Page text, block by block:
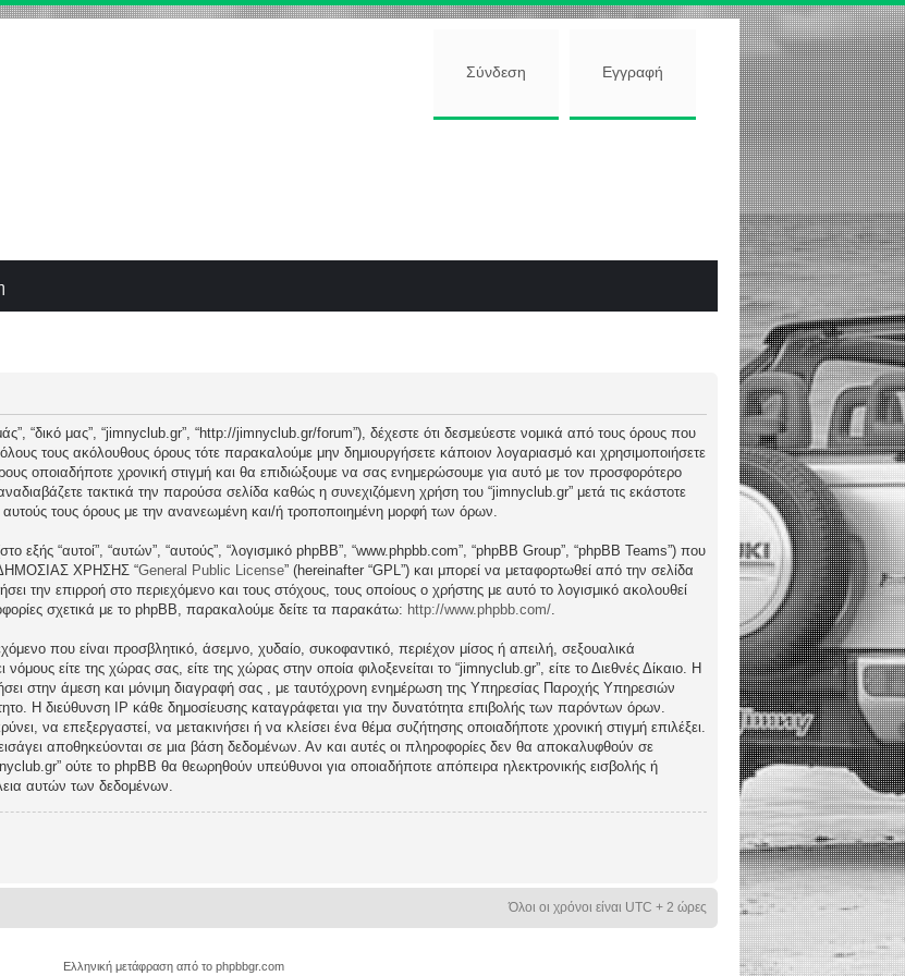
Σύνδεση Εγγραφή
“δικό μας”, “jimnyclub.gr”, “http://jimnyclub.gr/forum”), δέχεστε ότι δεσμεύεστε νομικά από τους όρους που
τους ακόλουθους όρους τότε παρακαλούμε μην δημιουργήσετε κάποιον λογαριασμό και χρησιμοποιήσετε
οποιαδήποτε χρονική στιγμή και θα επιδιώξουμε να σας ενημερώσουμε για αυτό με τον προσφορότερο
τακτικά την παρούσα σελίδα καθώς η συνεχιζόμενη χρήση του “jimnyclub.gr” μετά τις εκάστοτε
αυτούς τους όρους με την ανανεωμένη και/ή τροποποιημένη μορφή των όρων.
εξής “αυτοί”, “αυτών”, “αυτούς”, “λογισμικό phpBB”, “www.phpbb.com”, “phpBB Group”, “phpBB Teams”) που
ΔΗΜΟΣΙΑΣ ΧΡΗΣΗΣ “General Public License” (hereinafter “GPL”) και μπορεί να μεταφορτωθεί από την σελίδα
την επιρροή στο περιεχόμενο και τους στόχους, τους οποίους ο χρήστης με αυτό το λογισμικό ακολουθεί
σχετικά με το phpBB, παρακαλούμε δείτε τα παρακάτω: http://www.phpbb.com/.
που είναι προσβλητικό, άσεμνο, χυδαίο, συκοφαντικό, περιέχον μίσος ή απειλή, σεξουαλικά
είτε της χώρας σας, είτε της χώρας στην οποία φιλοξενείται το “jimnyclub.gr”, είτε το Διεθνές Δίκαιο. Η
στην άμεση και μόνιμη διαγραφή σας , με ταυτόχρονη ενημέρωση της Υπηρεσίας Παροχής Υπηρεσιών
Η διεύθυνση IP κάθε δημοσίευσης καταγράφεται για την δυνατότητα επιβολής των παρόντων όρων.
να επεξεργαστεί, να μετακινήσει ή να κλείσει ένα θέμα συζήτησης οποιαδήποτε χρονική στιγμή επιλέξει.
αποθηκεύονται σε μια βάση δεδομένων. Αν και αυτές οι πληροφορίες δεν θα αποκαλυφθούν σε
ούτε το phpBB θα θεωρηθούν υπεύθυνοι για οποιαδήποτε απόπειρα ηλεκτρονικής εισβολής ή
αυτών των δεδομένων.
Όλοι οι χρόνοι είναι UTC + 2 ώρες
Ελληνική μετάφραση από το phpbbgr.com